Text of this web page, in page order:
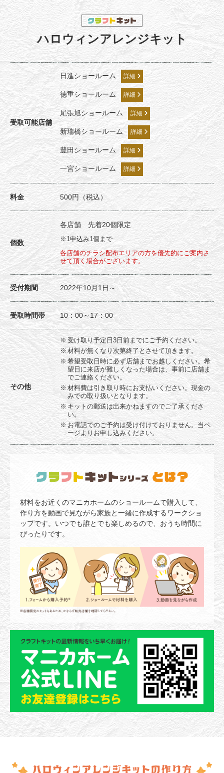
ハロウィンアレンジキット
受取可能店舗
日進ショールーム 詳細
徳重ショールーム 詳細
尾張旭ショールーム 詳細
新瑞橋ショールーム 詳細
豊田ショールーム 詳細
一宮ショールーム 詳細
料金 500円（税込）
個数
各店舗 先着20個限定
※1申込み1個まで
各店舗のチラシ配布エリアの方を優先的にご案内さ
せて頂く場合がございます。
受付期間 2022年10月1日～
受取時間帯 10：00～17：00
その他
受け取り予定日3日前までにご予約ください。
材料が無くなり次第終了とさせて頂きます。
希望受取日時に必ず店舗までお越しください。希
望日に来店が難しくなった場合は、事前に店舗ま
でご連絡ください。
材料費は引き取り時にお支払いください。現金の
みでの取り扱いとなります。
キットの郵送は出来かねますのでご了承くださ
い。
お電話でのご予約は受け付けておりません。当ペ
ージよりお申し込みください。
材料をお近くのマニカホームのショールームで購入して、
作り方を動画で見ながら家族と一緒に作成するワークショ
ップです。いつでも誰とでも楽しめるので、おうち時間に
ぴったりです。